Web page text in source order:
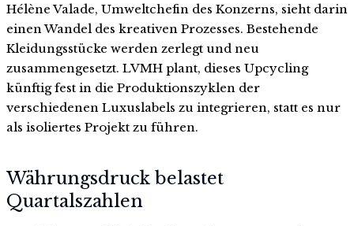
Hélène Valade, Umweltchefin des Konzerns, sieht darin
einen Wandel des kreativen Prozesses. Bestehende
Kleidungsstücke werden zerlegt und neu
zusammengesetzt. LVMH plant, dieses Upcycling
künftig fest in die Produktionszyklen der
verschiedenen Luxuslabels zu integrieren, statt es nur
als isoliertes Projekt zu führen.
Währungsdruck belastet
Quartalszahlen